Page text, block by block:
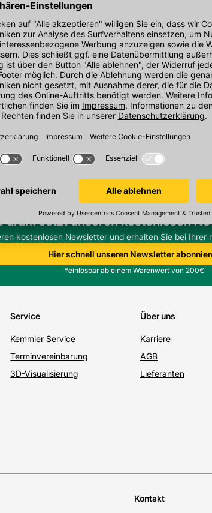
bearbeiten.
für Sie ausgestellt:
Finden Sie hier Ihre nächste Kemmler
dran. Jetzt unseren kostenlosen
kostenlosen Newsletter und erhalten Sie bei
Hier schnell unseren Newsletter
*einlösbar ab einem Warenwert von 200€
Service
Kemmler Service
Terminvereinbarung
3D-Visualisierung
Über uns
Karriere
AGB
Lieferanten
Kontakt